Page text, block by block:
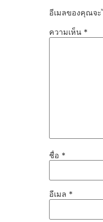
อีเมลของคุณจ
ความเห็น *
ชื่อ *
อีเมล *